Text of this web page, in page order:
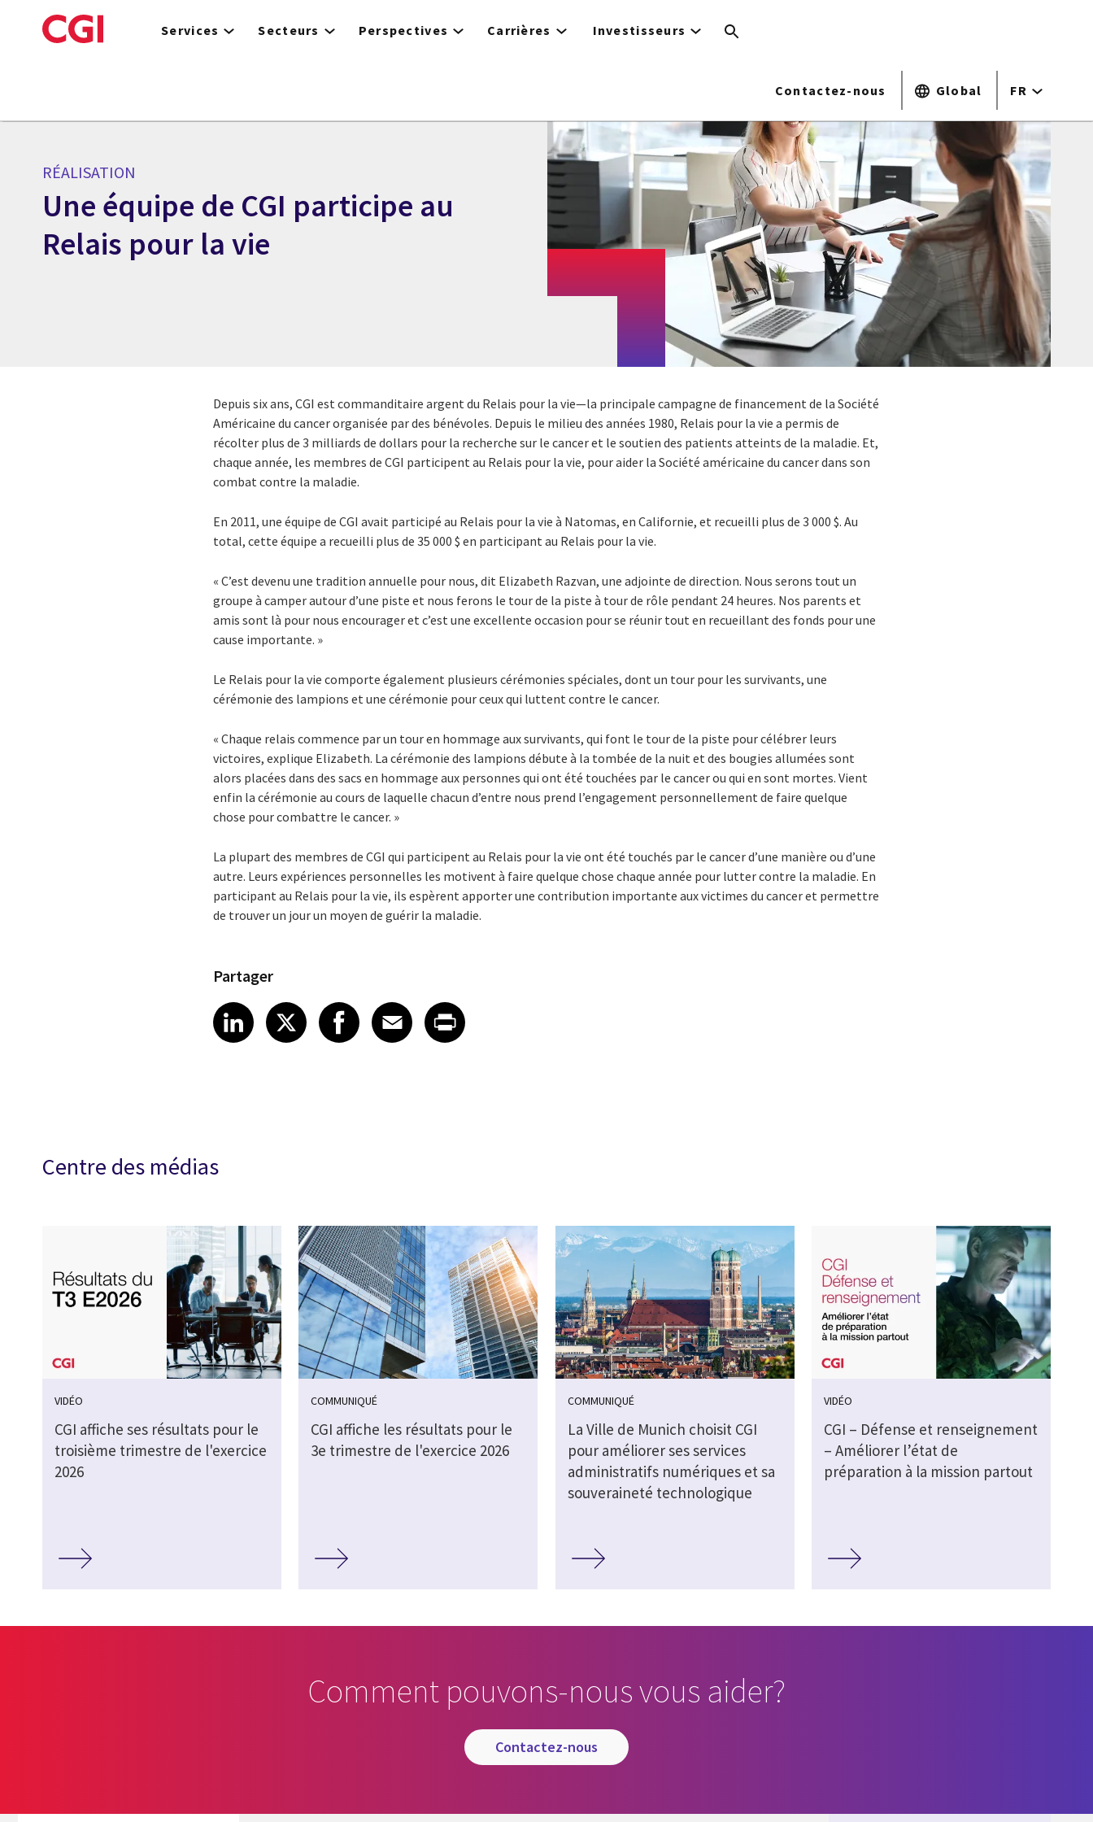
to
Services Secteurs Perspectives Carrières Investisseurs
Contactez-nous Global FR
RÉALISATION
Une équipe de CGI participe au
Relais pour la vie
Depuis six ans, CGI est commanditaire argent du Relais pour la vie—la principale campagne de financement de la Société
Américaine du cancer organisée par des bénévoles. Depuis le milieu des années 1980, Relais pour la vie a permis de
récolter plus de 3 milliards de dollars pour la recherche sur le cancer et le soutien des patients atteints de la maladie. Et,
chaque année, les membres de CGI participent au Relais pour la vie, pour aider la Société américaine du cancer dans son
combat contre la maladie.
En 2011, une équipe de CGI avait participé au Relais pour la vie à Natomas, en Californie, et recueilli plus de 3 000 $. Au
total, cette équipe a recueilli plus de 35 000 $ en participant au Relais pour la vie.
« C’est devenu une tradition annuelle pour nous, dit Elizabeth Razvan, une adjointe de direction. Nous serons tout un
groupe à camper autour d’une piste et nous ferons le tour de la piste à tour de rôle pendant 24 heures. Nos parents et
amis sont là pour nous encourager et c’est une excellente occasion pour se réunir tout en recueillant des fonds pour une
cause importante. »
Le Relais pour la vie comporte également plusieurs cérémonies spéciales, dont un tour pour les survivants, une
cérémonie des lampions et une cérémonie pour ceux qui luttent contre le cancer.
« Chaque relais commence par un tour en hommage aux survivants, qui font le tour de la piste pour célébrer leurs
victoires, explique Elizabeth. La cérémonie des lampions débute à la tombée de la nuit et des bougies allumées sont
alors placées dans des sacs en hommage aux personnes qui ont été touchées par le cancer ou qui en sont mortes. Vient
enfin la cérémonie au cours de laquelle chacun d’entre nous prend l’engagement personnellement de faire quelque
chose pour combattre le cancer. »
La plupart des membres de CGI qui participent au Relais pour la vie ont été touchés par le cancer d’une manière ou d’une
autre. Leurs expériences personnelles les motivent à faire quelque chose chaque année pour lutter contre la maladie. En
participant au Relais pour la vie, ils espèrent apporter une contribution importante aux victimes du cancer et permettre
de trouver un jour un moyen de guérir la maladie.
Partager
Share article on LinkedIn
LinkedIn
Share article on X
XShare article on Facebook
Facebook
Share article on Email
Email
Share article on Print
Centre des médias
VIDÉO
CGI affiche ses résultats pour le
troisième trimestre de l'exercice
2026
COMMUNIQUÉ
CGI affiche les résultats pour le
3e trimestre de l'exercice 2026
COMMUNIQUÉ
La Ville de Munich choisit CGI
pour améliorer ses services
administratifs numériques et sa
souveraineté technologique
VIDÉO
CGI – Défense et renseignement
– Améliorer l’état de
préparation à la mission partout
Comment pouvons-nous vous aider?
contactez-nous